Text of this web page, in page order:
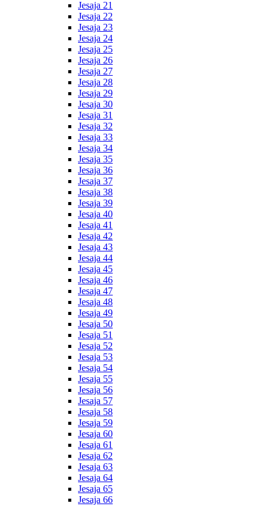
Jesaja 21
Jesaja 22
Jesaja 23
Jesaja 24
Jesaja 25
Jesaja 26
Jesaja 27
Jesaja 28
Jesaja 29
Jesaja 30
Jesaja 31
Jesaja 32
Jesaja 33
Jesaja 34
Jesaja 35
Jesaja 36
Jesaja 37
Jesaja 38
Jesaja 39
Jesaja 40
Jesaja 41
Jesaja 42
Jesaja 43
Jesaja 44
Jesaja 45
Jesaja 46
Jesaja 47
Jesaja 48
Jesaja 49
Jesaja 50
Jesaja 51
Jesaja 52
Jesaja 53
Jesaja 54
Jesaja 55
Jesaja 56
Jesaja 57
Jesaja 58
Jesaja 59
Jesaja 60
Jesaja 61
Jesaja 62
Jesaja 63
Jesaja 64
Jesaja 65
Jesaja 66